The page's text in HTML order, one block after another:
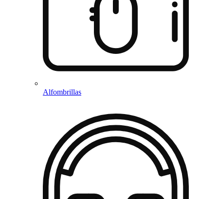
Alfombrillas